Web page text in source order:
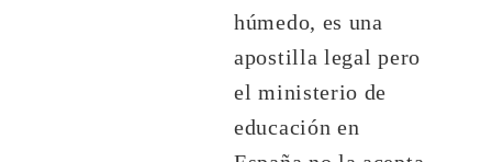
húmedo, es una
apostilla legal pero
el ministerio de
educación en